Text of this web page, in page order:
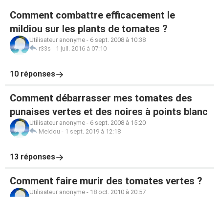
Comment combattre efficacement le
mildiou sur les plants de tomates ?
Utilisateur anonyme - 6 sept. 2008 à 10:38
r33s - 1 juil. 2016 à 07:10
10 réponses
Comment débarrasser mes tomates des
punaises vertes et des noires à points blanc
Utilisateur anonyme - 6 sept. 2008 à 15:20
Meidou - 1 sept. 2019 à 12:18
13 réponses
Comment faire murir des tomates vertes ?
Utilisateur anonyme - 18 oct. 2010 à 20:57